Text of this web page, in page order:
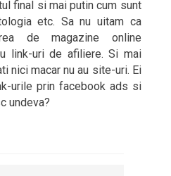
final si mai putin cum sunt
etc. Sa nu uitam ca
de magazine online
link-uri de afiliere. Si mai
nici macar nu au site-uri. Ei
urile prin facebook ads si
undeva?